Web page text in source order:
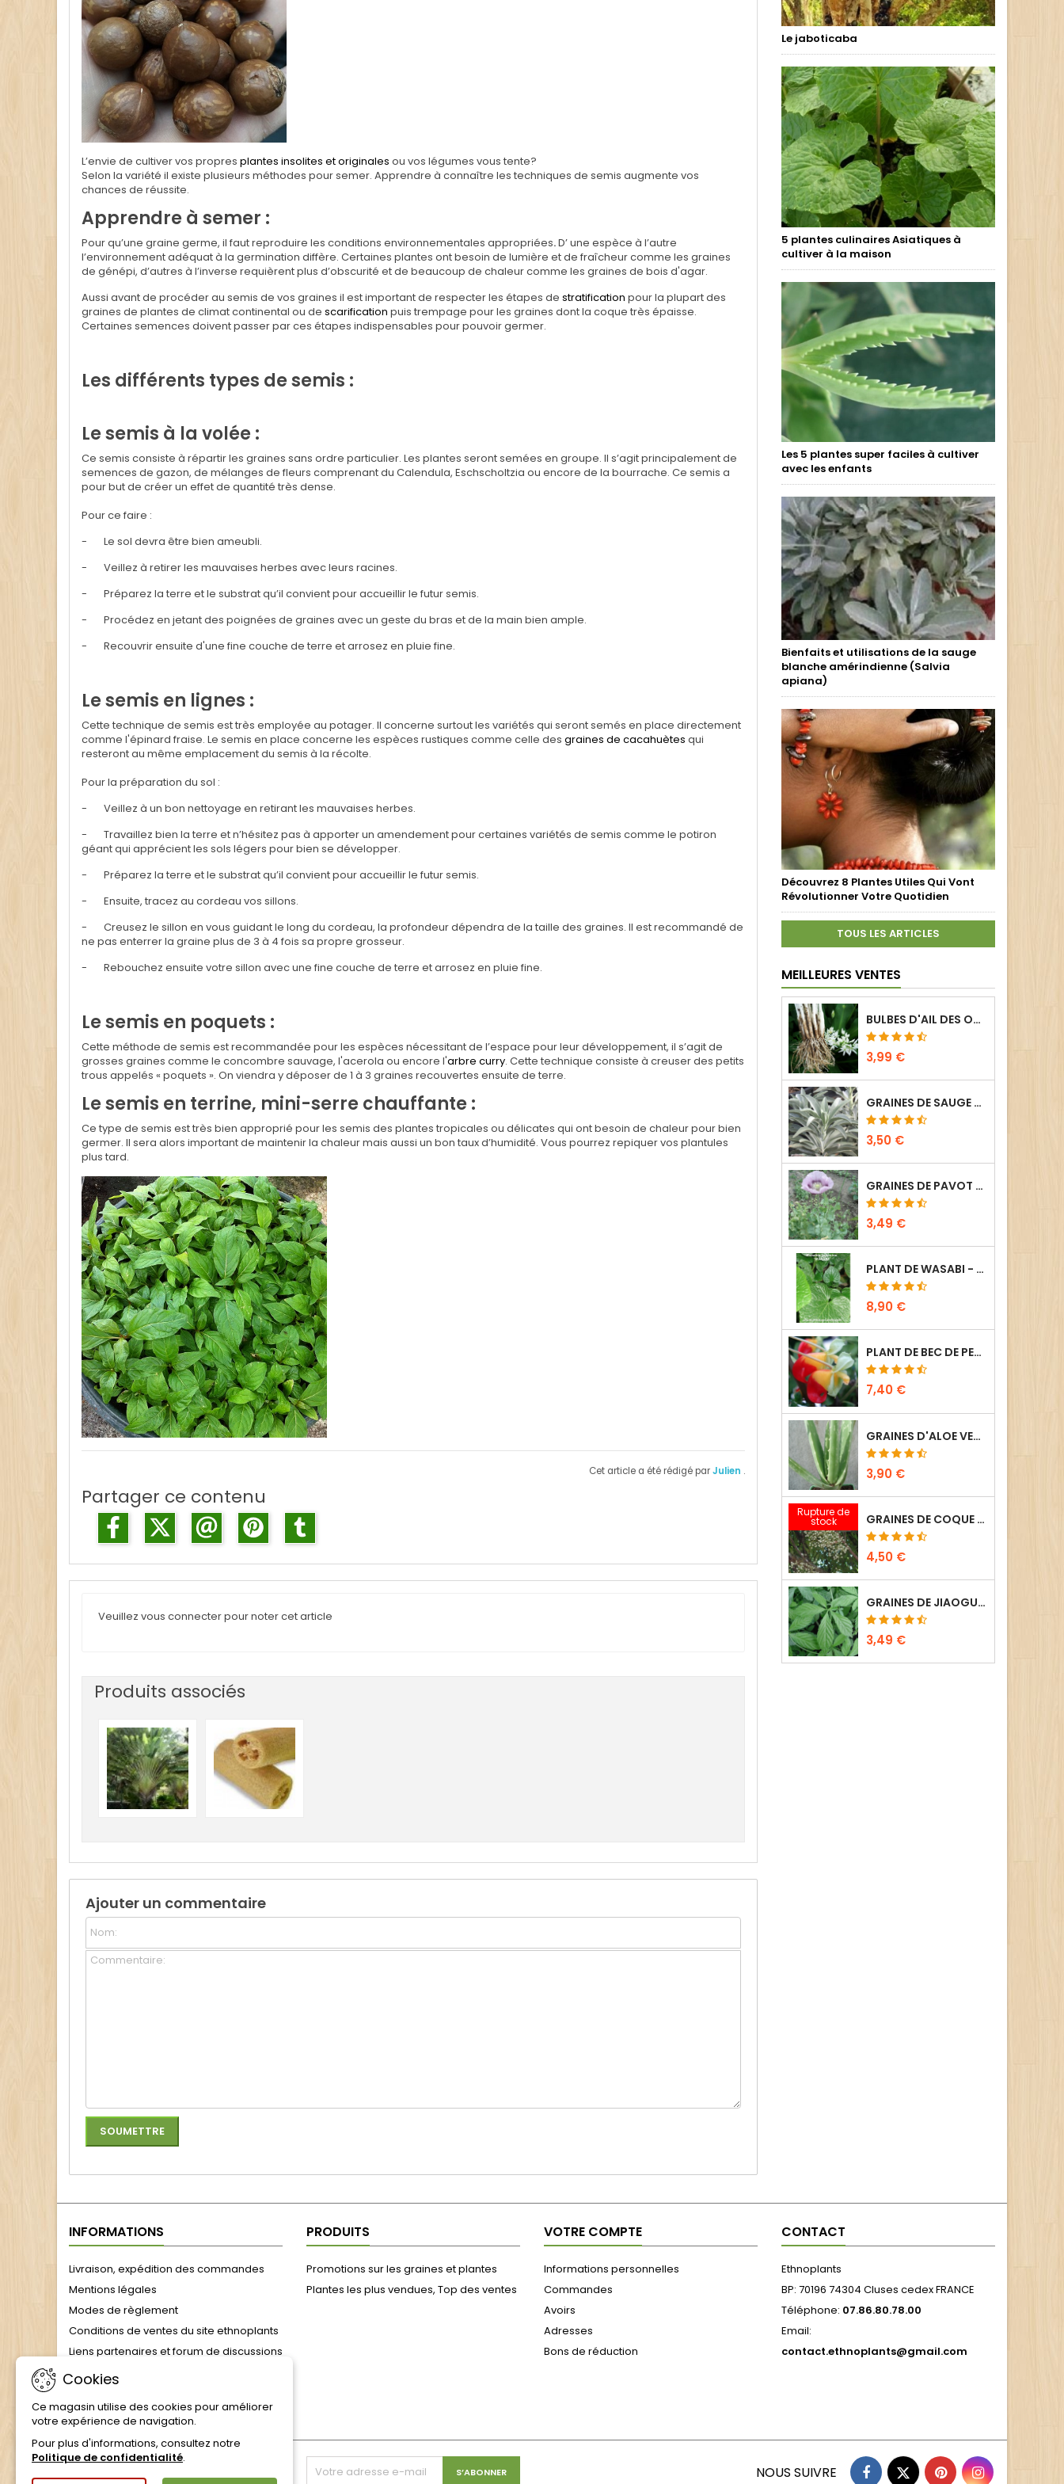
L’envie de cultiver vos propres plantes insolites et originales ou vos légumes vous tente?
Selon la variété il existe plusieurs méthodes pour semer. Apprendre à connaître les techniques de semis augmente vos
chances de réussite.
Apprendre à semer :
Pour qu’une graine germe, il faut reproduire les conditions environnementales appropriées.D’ une espèce à l’autre
l’environnement adéquat à la germination diffère. Certaines plantes ont besoin de lumière et de fraîcheur comme les graines
de génépi, d’autres à l’inverse requièrent plus d’obscurité et de beaucoup de chaleur comme les graines de bois d'agar.
Aussi avant de procéder au semis de vos graines il est important de respecter les étapes de stratification pour la plupart des
graines de plantes de climat continental ou de scarification puis trempage pour les graines dont la coque très épaisse.
Certaines semences doivent passer par ces étapes indispensables pour pouvoir germer.
Les différents types de semis :
Le semis à la volée :
Ce semis consiste à répartir les graines sans ordre particulier. Les plantes seront semées en groupe. Il s’agit principalement de
semences de gazon, de mélanges de fleurs comprenant du Calendula, Eschscholtzia ou encore de la bourrache. Ce semis a
pour but de créer un effet de quantité très dense.
Pour ce faire :
-
Le sol devra être bien ameubli.
-
Veillez à retirer les mauvaises herbes avec leurs racines.
-
Préparez la terre et le substrat qu’il convient pour accueillir le futur semis.
-
Procédez en jetant des poignées de graines avec un geste du bras et de la main bien ample.
-
Recouvrir ensuite d'une fine couche de terre et arrosez en pluie fine.
Le semis en lignes :
Cette technique de semis est très employée au potager. Il concerne surtout les variétés qui seront semés en place directement
comme l'épinard fraise. Le semis en place concerne les espèces rustiques comme celle des graines de cacahuètes qui
resteront au même emplacement du semis à la récolte.
Pour la préparation du sol :
-
Veillez à un bon nettoyage en retirant les mauvaises herbes.
-
Travaillez bien la terre et n’hésitez pas à apporter un amendement pour certaines variétés de semis comme le potiron
géant qui apprécient les sols légers pour bien se développer.
-
Préparez la terre et le substrat qu’il convient pour accueillir le futur semis.
-
Ensuite, tracez au cordeau vos sillons.
-
Creusez le sillon en vous guidant le long du cordeau, la profondeur dépendra de la taille des graines. Il est recommandé de
ne pas enterrer la graine plus de 3 à 4 fois sa propre grosseur.
-
Rebouchez ensuite votre sillon avec une fine couche de terre et arrosez en pluie fine.
Le semis en poquets :
Cette méthode de semis est recommandée pour les espèces nécessitant de l’espace pour leur développement, il s’agit de
grosses graines comme le concombre sauvage, l'acerola ou encore l'arbre curry. Cette technique consiste à creuser des petits
trous appelés « poquets ». On viendra y déposer de 1 à 3 graines recouvertes ensuite de terre.
Le semis en terrine, mini-serre chauffante :
Ce type de semis est très bien approprié pour les semis des plantes tropicales ou délicates qui ont besoin de chaleur pour bien
germer. Il sera alors important de maintenir la chaleur mais aussi un bon taux d’humidité. Vous pourrez repiquer vos plantules
plus tard.
Cet article a été rédigé parJulien .
Partager ce contenu
Veuillez vous connecter pour noter cet article
Produits associés
Ajouter un commentaire
Le jaboticaba
5 plantes culinaires Asiatiques à
cultiver à la maison
Les 5 plantes super faciles à cultiver
avec les enfants
Bienfaits et utilisations de la sauge
blanche amérindienne (Salvia
apiana)
Découvrez 8 Plantes Utiles Qui Vont
Révolutionner Votre Quotidien
TOUS LES ARTICLES
MEILLEURES VENTES
BULBES D'AIL DES OURS - ALLIUM URSINUM (3 GOUSSES)
3,99 €
GRAINES DE SAUGE BLANCHE - SALVIA APIANA (10 SEMENCES)
3,50 €
GRAINES DE PAVOT SOMNIFÈRE - PAPAVER SOMNIFERUM (50 SEMENCES)
3,49 €
PLANT DE WASABI - WASABIA JAPONICA (1 PIED)
8,90 €
PLANT DE BEC DE PERROQUET - IMPATIENS NIAMNIAMENSIS (1 PIED)
7,40 €
GRAINES D'ALOE VERA - BARBADENSIS (10 SEMENCES)
3,90 €
Rupture de
stock GRAINES DE COQUE DU LEVANT - ANAMIRTA COCCULUS (6 SEMENCES)
4,50 €
GRAINES DE JIAOGULAN - GYNOSTEMMA PENTAPHYLLUM (10 SEMENCES)
3,49 €
INFORMATIONS
Livraison, expédition des commandes
Mentions légales
Modes de règlement
Conditions de ventes du site ethnoplants
Liens partenaires et forum de discussions
formulaire de rétractation
passion végétale
PRODUITS
Promotions sur les graines et plantes
Plantes les plus vendues, Top des ventes
VOTRE COMPTE
Informations personnelles
Commandes
Avoirs
Adresses
Bons de réduction
CONTACT
Ethnoplants
BP: 70196 74304 Cluses cedex FRANCE
Téléphone: 07.86.80.78.00
Email:
contact.ethnoplants@gmail.com
Cookies
Ce magasin utilise des cookies pour améliorer
votre expérience de navigation.
Pour plus d'informations, consultez notre
Politique de confidentialité.
Facebook
TwitterPinterestInstagram
NOUS SUIVRE